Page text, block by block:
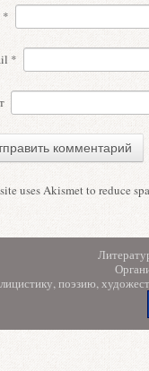
*
*
uses Akismet to reduce
поэзию,